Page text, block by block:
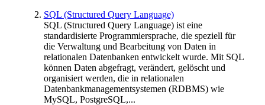
SQL (Structured Query Language)
SQL (Structured Query Language) ist eine
standardisierte Programmiersprache, die speziell für
die Verwaltung und Bearbeitung von Daten in
relationalen Datenbanken entwickelt wurde. Mit SQL
können Daten abgefragt, verändert, gelöscht und
organisiert werden, die in relationalen
Datenbankmanagementsystemen (RDBMS) wie
MySQL, PostgreSQL,...